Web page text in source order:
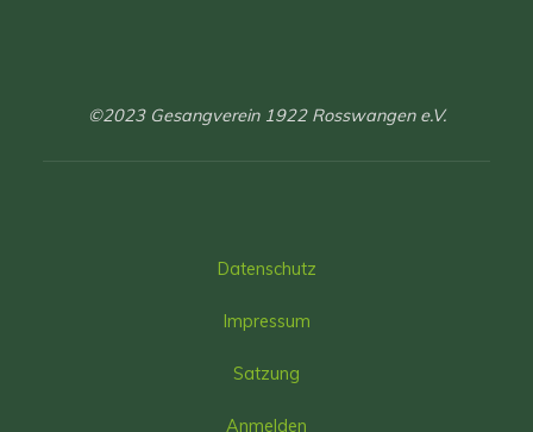
©2023 Gesangverein 1922 Rosswangen e.V.
Datenschutz
Impressum
Satzung
Anmelden